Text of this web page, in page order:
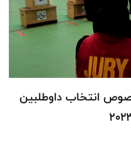
انتخاب داوطلبین